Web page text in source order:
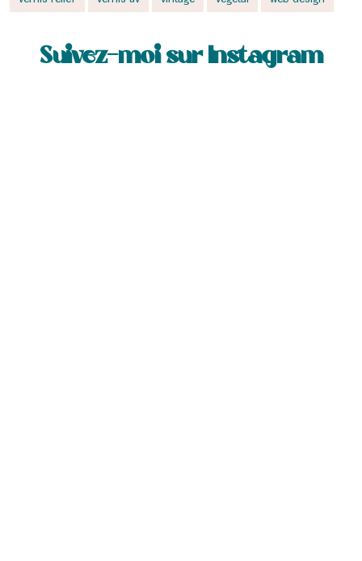
Suivez-moi sur Instagram